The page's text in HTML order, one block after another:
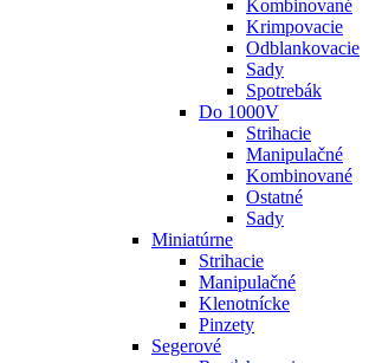
Kombinované
Krimpovacie
Odblankovacie
Sady
Spotrebák
Do 1000V
Strihacie
Manipulačné
Kombinované
Ostatné
Sady
Miniatúrne
Strihacie
Manipulačné
Klenotnícke
Pinzety
Segerové